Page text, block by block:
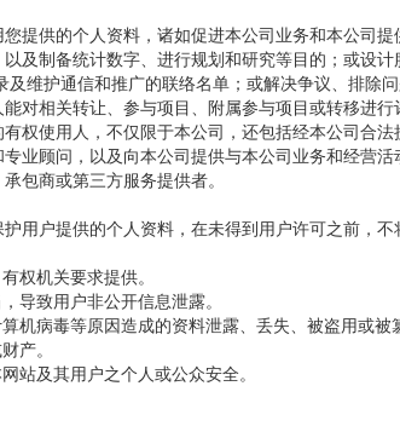
供的个人资料，诸如促进本公司业务和本公司提
及制备统计数字、进行规划和研究等目的；或设
维护通信和推广的联络名单；或解决争议、排除
对相关转让、参与项目、附属参与项目或转移进行
使用人，不仅限于本公司，还包括经本公司合法
业顾问，以及向本公司提供与本公司业务和经营活
包商或第三方服务提供者。
户提供的个人资料，在未得到用户许可之前，不
机关要求提供。
致用户非公开信息泄露。
病毒等原因造成的资料泄露、丢失、被盗用或被
产。
及其用户之个人或公众安全。